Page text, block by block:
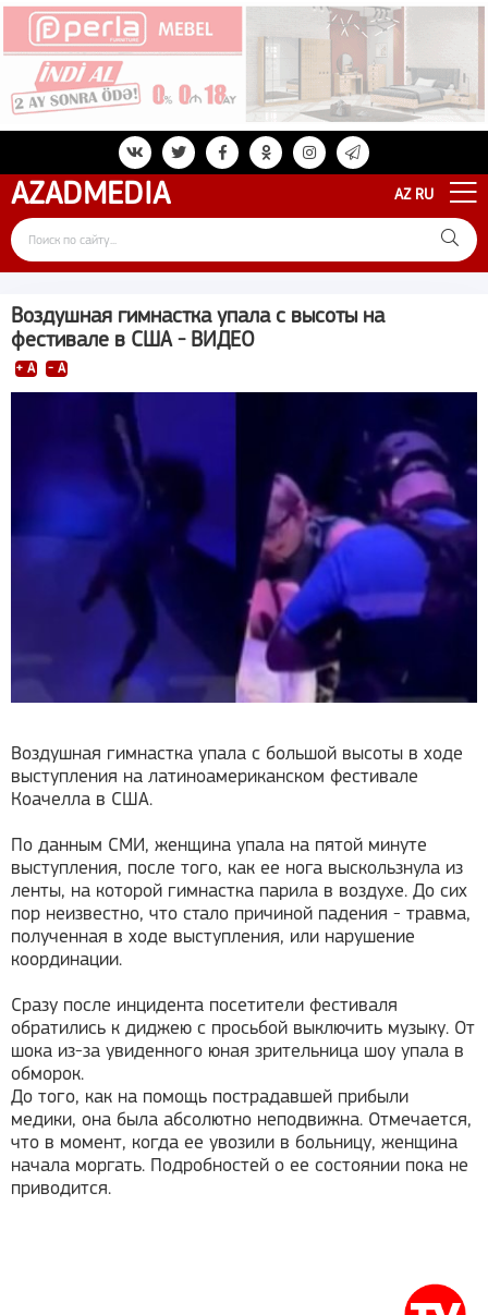
AZADMEDIA AZ RU
Воздушная гимнастка упала с высоты на
фестивале в США - ВИДЕО
+ A - A
Воздушная гимнастка упала с большой высоты в ходе
выступления на латиноамериканском фестивале
Коачелла в США.
По данным СМИ, женщина упала на пятой минуте
выступления, после того, как ее нога выскользнула из
ленты, на которой гимнастка парила в воздухе. До сих
пор неизвестно, что стало причиной падения - травма,
полученная в ходе выступления, или нарушение
координации.
Сразу после инцидента посетители фестиваля
обратились к диджею с просьбой выключить музыку. От
шока из-за увиденного юная зрительница шоу упала в
обморок.
До того, как на помощь пострадавшей прибыли
медики, она была абсолютно неподвижна. Отмечается,
что в момент, когда ее увозили в больницу, женщина
начала моргать. Подробностей о ее состоянии пока не
приводится.